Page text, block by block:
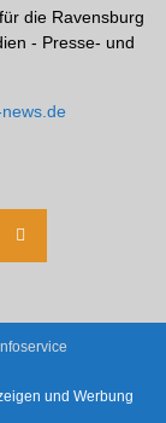
die Ravensburg
- Presse- und
und Werbung